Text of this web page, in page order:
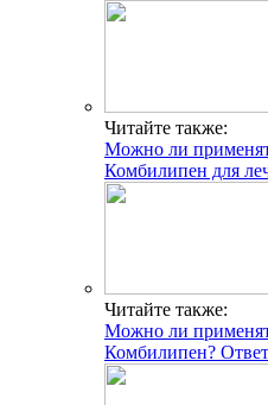
Читайте также:
Можно ли
Комбилипен для
Читайте также:
Можно ли
Комбилипен?